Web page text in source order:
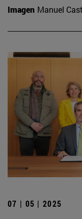
Imagen Manuel
07 | 05 | 2025